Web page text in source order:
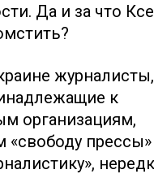
Да и за что
журналисты,
к
организациям,
прессы»